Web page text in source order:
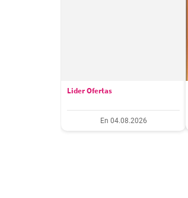
Lider Ofertas
En 04.08.2026